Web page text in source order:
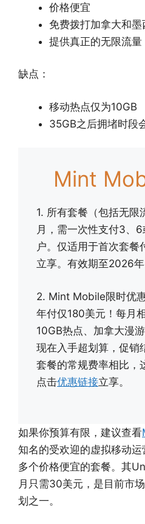
价格便宜
免费拨打加拿大和墨
提供真正的无限流量
缺点：
移动热点仅为10GB
35GB之后拥堵时段
Mint
1. 所有套餐（包括无限
月，需一次性支付3、6
户。仅适用于首次套餐
立享。有效期至2026年
2. Mint Mobile限时优
年付仅180美元！每月
10GB热点、加拿大漫
现在入手超划算，促销
套餐的常规费率相比，
点击优惠链接立享。
如果你预算有限，建议查看
知名的受欢迎的虚拟移动
多个价格便宜的套餐。其
月只需​​30美元，是目前市
划之一。